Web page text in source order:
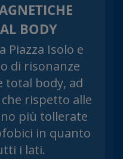
BODY
Piazza Isolo e
di risonanze
total body, ad
rispetto alle
più tollerate
in quanto
i lati.